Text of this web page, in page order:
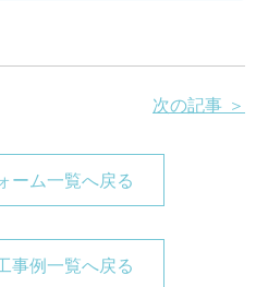
次の記事 ＞
ーム一覧へ戻る
事例一覧へ戻る